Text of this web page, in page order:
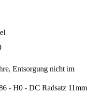
Entsorgung nicht im
- H0 - DC Radsatz 11mm